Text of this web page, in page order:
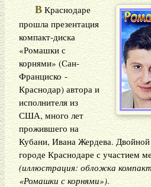
В Краснодаре
прошла презентация
компакт-диска
«Ромашки с
корнями» (Сан-
Франциско -
Краснодар) автора и
исполнителя из
США, много лет
прожившего на
Кубани, Ивана Жердева.
городе Краснодаре с участием
(иллюстрация: обложка
«Ромашки с корнями»).